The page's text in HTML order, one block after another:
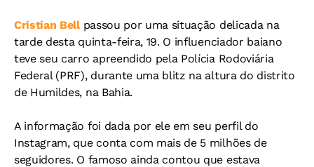
Cristian Bell passou por uma situação delicada na
tarde desta quinta-feira, 19. O influenciador baiano
teve seu carro apreendido pela Polícia Rodoviária
Federal (PRF), durante uma blitz na altura do distrito
de Humildes, na Bahia.
A informação foi dada por ele em seu perfil do
Instagram, que conta com mais de 5 milhões de
seguidores. O famoso ainda contou que estava